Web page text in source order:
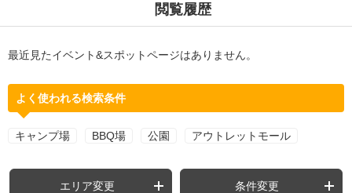
閲覧履歴
最近見たイベント&スポットページはありません。
よく使われる検索条件
キャンプ場 BBQ場 公園 アウトレットモール
エリア変更 条件変更